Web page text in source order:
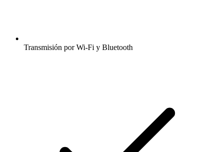
Transmisión por Wi-Fi y Bluetooth